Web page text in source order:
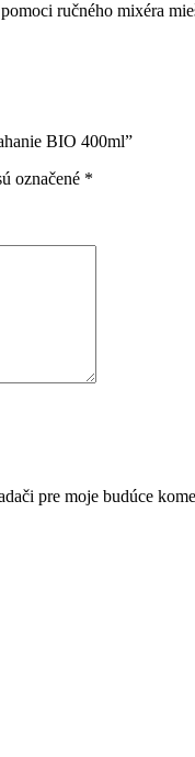
ručného mixéra
BIO 400ml”
označené *
pre moje budúce